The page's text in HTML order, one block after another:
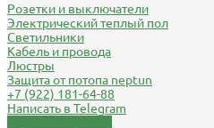
Розетки и выключатели
Электрический теплый пол
Светильники
Кабель и провода
Люстры
Защита от потопа neptun
+7 (922) 181-64-88
Написать в Telegram